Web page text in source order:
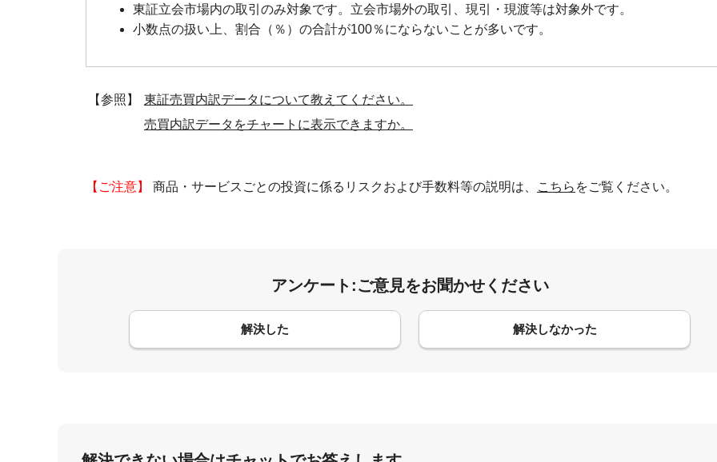
東証立会市場内の取引のみ対象です。立会市場外の取引、現引・現渡等は対象外です。
小数点の扱い上、割合（％）の合計が100％にならないことが多いです。
【参照】
東証売買内訳データについて教えてください。
売買内訳データをチャートに表示できますか。
【ご注意】 商品・サービスごとの投資に係るリスクおよび手数料等の説明は、 こちら をご覧ください。
アンケート:ご意見をお聞かせください
解決した 解決しなかった
コメント